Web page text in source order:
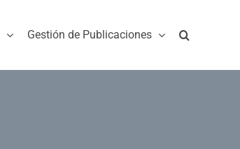
Gestión de Publicaciones